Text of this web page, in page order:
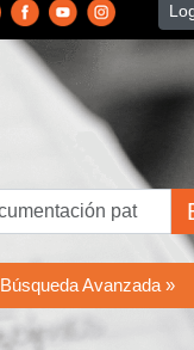
Búsqueda Avanzada »